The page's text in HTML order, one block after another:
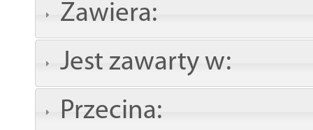
Zawiera:
Jest zawarty w:
Przecina: